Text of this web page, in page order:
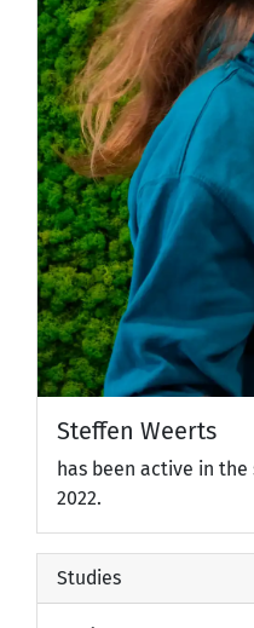
Steffen Weerts
has been active in
2022.
Studies